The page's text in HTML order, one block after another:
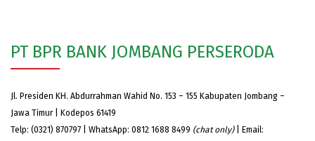
PT BPR BANK JOMBANG PERSERODA
Jl. Presiden KH. Abdurrahman Wahid No. 153 – 155 Kabupaten Jombang –
Jawa Timur | Kodepos 61419
Telp: (0321) 870797 | WhatsApp: 0812 1688 8499 (chat only)| Email: